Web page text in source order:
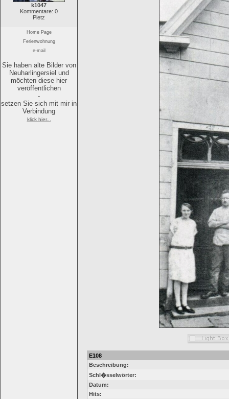
k1047
Kommentare: 0
Pietz
Home Page
Ferienwohnung
e-mail
Sie haben alte Bilder von
Neuharlingersiel und
möchten diese hier
veröffentlichen
-
setzen Sie sich mit mir in
Verbindung
klick hier...
E108
Beschreibung:
Schl�sselwörter:
Datum:
Hits: